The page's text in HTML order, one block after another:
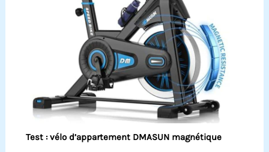
Test : vélo d’appartement DMASUN magnétique